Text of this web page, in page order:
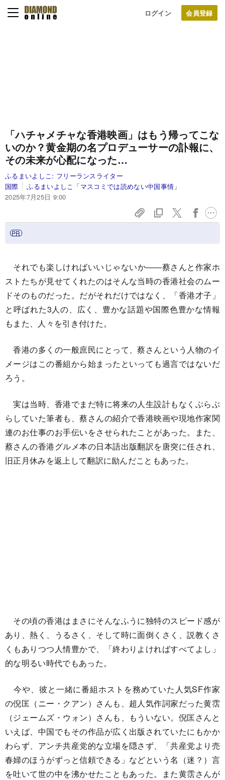
ログイン
「ハチャメチャな香港映画」はもう帰ってこな
いのか？黄金期の名プロデューサーの訃報に、
その未来が心配になった…
ふるまいよしこ: フリーランスライター
国際
ふるまいよしこ「マスコミでは読めない中国事情」
2025年7月25日 9:00
それでも楽しければいいじゃないか――蔡さんと作家ホ
ストたちが見せてくれたのはそんな当時の香港社会のムー
ドそのものだった。だがそれだけではなく、「香港才子」
と呼ばれた3人の、広く、豊かな話題や国際色豊かな情報
もまた、人々を引き付けた。
香港の多くの一般庶民にとって、蔡さんという人物のイ
メージはこの番組から始まったといっても過言ではないだ
ろう。
実は当時、香港でまだ特に将来の人生設計もなくぶらぶ
らしていた筆者も、蔡さんの紹介で香港映画や現地作家関
連のお仕事のお手伝いをさせられたことがあった。また、
蔡さんの香港グルメ本の日本語出版翻訳を唐突に任され、
旧正月休みを返上して翻訳に励んだこともあった。
その頃の香港はまさにそんなふうに独特のスピード感が
あり、熱く、うるさく、そして時に面倒くさく、説教くさ
くもありつつ人情豊かで、「終わりよければすべてよし」
的な明るい時代でもあった。
今や、彼と一緒に番組ホストを務めていた人気SF作家
の倪匡（ニー・クアン）さんも、超人気作詞家だった黄霑
（ジェームズ・ウォン）さんも、もういない。倪匡さんと
いえば、中国でもその作品が広く出版されていたにもかか
わらず、アンチ共産党的な立場を隠さず、「共産党より売
春婦のほうがずっと信頼できる」などという名（迷？）言
を吐いて世の中を沸かせたこともあった。また黄霑さんが